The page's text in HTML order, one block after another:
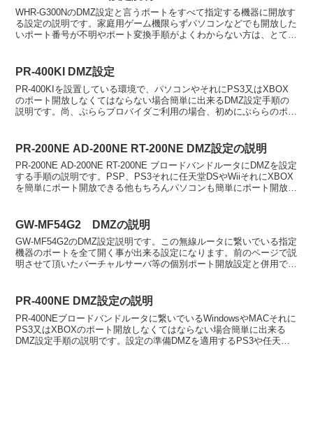
WHR-G300NのDMZ設定と言うポートをすべて指定する機器に開放す
る設定の説明です。家庭用ゲーム機限らずパソコンなどでも開放した
いポート番号が不明やポート変換手順がよくわからない方は、とても
PR-400KI DMZ設定
PR-400KIを設置している環境で、パソコンやそれにPS3又はXBOX
のポート開放しなくてはならない場合簡単に出来るDMZ設定手順の
説明です。尚、ぷららプロバイダご利用の場合、初めにぷららのポー
PR-200NE AD-200NE RT-200NE DMZ設定の説明
PR-200NE AD-200NE RT-200NE ブロードバンドルータにDMZを設定
する手順の説明です。PSP、PS3それに任天堂DSやWiiそれにXBOX
を簡単にポート開放できる他もちろんパソコンも簡単にポート開放す
GW-MF54G2 DMZの説明
GW-MF54G2のDMZ設定説明です。この無線ルータに繋いでいる指定
機器のポートを全て開く事が出来る設定になります。前のページで説
明させて頂いたバーチャルサーバ等の個別ポート開放設定と併用でき
PR-400NE DMZ設定の説明
PR-400NEブロードバンドルータに繋いでいるWindowsやMACそれに
PS3又はXBOXのポート開放しなくてはならない場合簡単に出来る
DMZ設定手順の説明です。設定の準備DMZを適用するPS3や任天堂